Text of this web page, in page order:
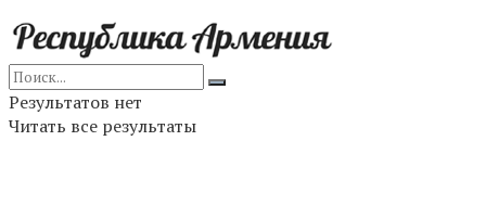
Результатов нет
Читать все результаты